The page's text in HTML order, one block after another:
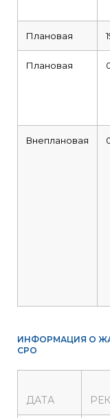
Плановая
Плановая
Внеплановая
ИНФОРМАЦИЯ О
СРО
ДАТА